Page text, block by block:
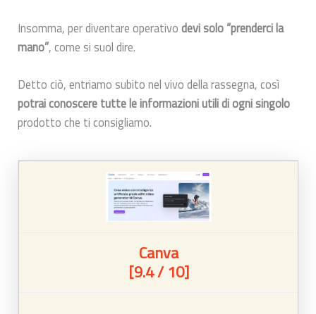
Insomma, per diventare operativodevi solo “prenderci la
mano”, come si suol dire.
Detto ciò, entriamo subito nel vivo della rassegna, così
potrai conoscere tutte le informazioni utili di ogni singolo
prodotto che ti consigliamo.
Canva
[9.4 / 10]